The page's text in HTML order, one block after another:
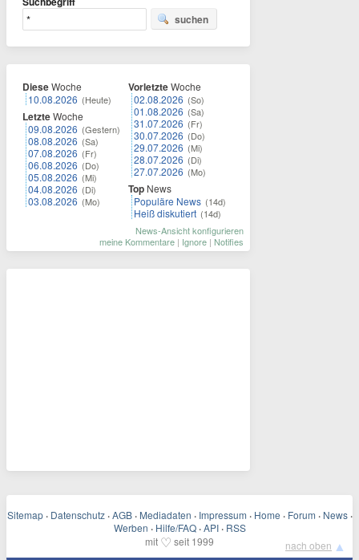
suchen
DieseWoche
10.08.2026 (Heute)
LetzteWoche
09.08.2026 (Gestern)
08.08.2026 (Sa)
07.08.2026 (Fr)
06.08.2026 (Do)
05.08.2026 (Mi)
04.08.2026 (Di)
03.08.2026 (Mo)
VorletzteWoche
02.08.2026 (So)
01.08.2026 (Sa)
31.07.2026 (Fr)
30.07.2026 (Do)
29.07.2026 (Mi)
28.07.2026 (Di)
27.07.2026 (Mo)
Top News
Populäre News (14d)
Heiß diskutiert (14d)
News-Ansicht konfigurieren
meine Kommentare | Ignore | Notifies
Sitemap · Datenschutz · AGB · Mediadaten · Impressum · Home · Forum · News ·
Werben · Hilfe/FAQ · API · RSS
mit ♡ seit 1999 nach oben ▲